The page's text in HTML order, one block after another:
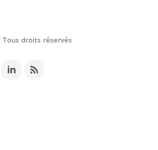
Tous droits réservés
FacebookLinkedIn